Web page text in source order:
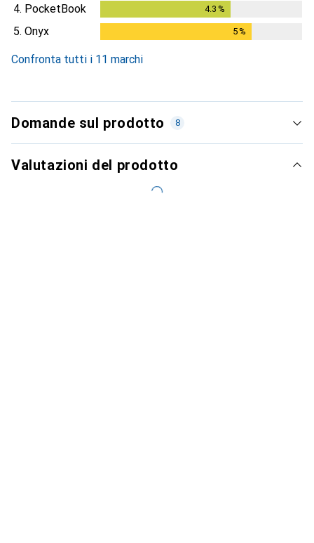
4. PocketBook 4.3 %
5. Onyx 5%
Confronta tutti i 11 marchi
Domande sul prodotto 8
Valutazioni del prodotto